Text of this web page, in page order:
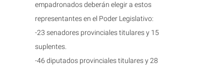
empadronados deberán elegir a estos
representantes en el Poder Legislativo:
-23 senadores provinciales titulares y 15
suplentes.
-46 diputados provinciales titulares y 28